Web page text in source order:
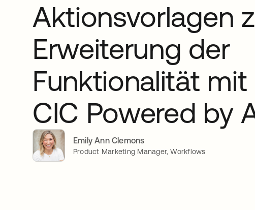
Aktionsvorlagen
Erweiterung der
Funktionalität mit
CIC Powered by
Emily Ann Clemons
Product Marketing Manager, Workflows